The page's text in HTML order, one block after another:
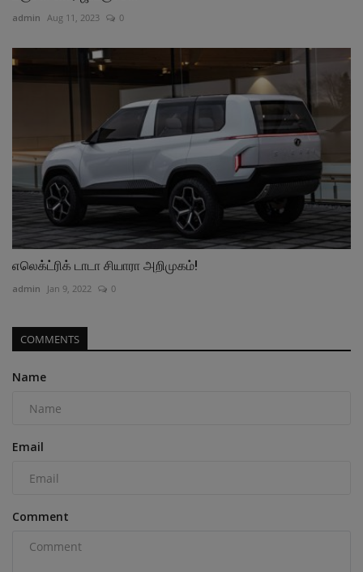
admin Aug 11, 2023 0
எலெக்ட்ரிக் டாடா சியாரா அறிமுகம்!
admin Jan 9, 2022 0
COMMENTS
Name
Email
Comment